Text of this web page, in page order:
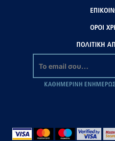
ΟΡΟΙ
ΠΟΛΙΤΙΚΗ
ΚΑΘΗΜΕΡΙΝΗ